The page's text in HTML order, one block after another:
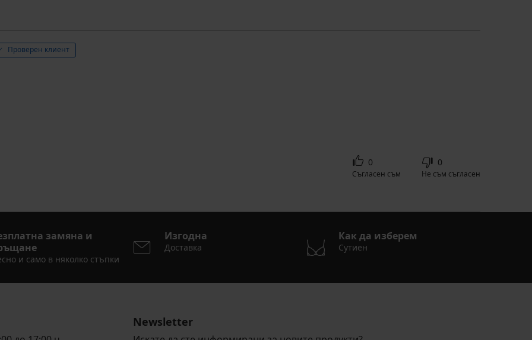
Проверен клиент
0
Съгласен съм
0
Не съм съгласен
замяна и
и само в няколко стъпки
Изгодна
Доставка
Как да изберем
Сутиен
Newsletter